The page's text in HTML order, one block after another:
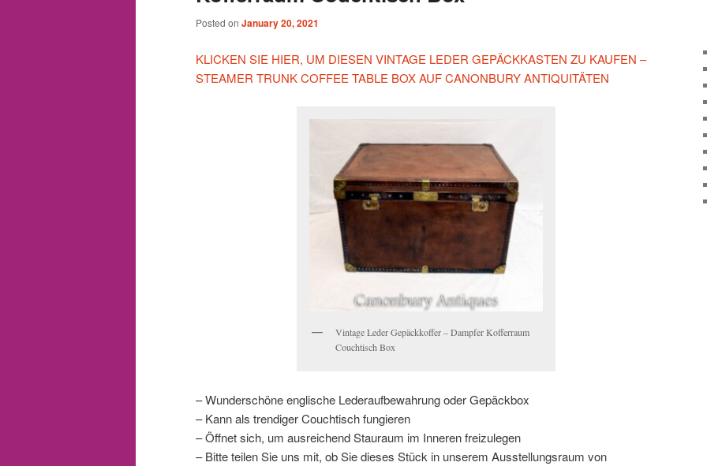
Posted on January 20, 2021
KLICKEN SIE HIER, UM DIESEN VINTAGE LEDER GEPÄCKKASTEN ZU KAUFEN –
STEAMER TRUNK COFFEE TABLE BOX AUF CANONBURY ANTIQUITÄTEN
Vintage Leder Gepäckkoffer – Dampfer Kofferraum
Couchtisch Box
– Wunderschöne englische Lederaufbewahrung oder Gepäckbox
– Kann als trendiger Couchtisch fungieren
– Öffnet sich, um ausreichend Stauraum im Inneren freizulegen
– Bitte teilen Sie uns mit, ob Sie dieses Stück in unserem Ausstellungsraum von